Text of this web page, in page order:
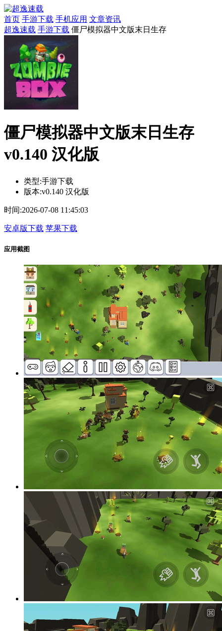
首页 手游下载 手机应用 文章资讯
超逸速载 手游下载 僵尸模拟器中文版末日生存
僵尸模拟器中文版末日生存
v0.140 汉化版
类型:手游下载
版本:v0.140 汉化版
时间:2026-07-08 11:45:03
安卓版下载 苹果下载
应用截图